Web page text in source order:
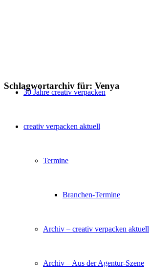
30 Jahre creativ verpacken
creativ verpacken aktuell
Termine
Branchen-Termine
Archiv – creativ verpacken aktuell
Archiv – Aus der Agentur-Szene
Schlagwortarchiv für: Venya